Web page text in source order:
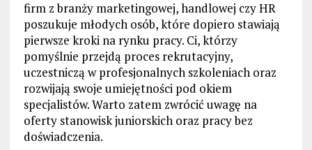
firm z branży marketingowej, handlowej czy HR
poszukuje młodych osób, które dopiero stawiają
pierwsze kroki na rynku pracy. Ci, którzy
pomyślnie przejdą proces rekrutacyjny,
uczestniczą w profesjonalnych szkoleniach oraz
rozwijają swoje umiejętności pod okiem
specjalistów. Warto zatem zwrócić uwagę na
oferty stanowisk juniorskich oraz pracy bez
doświadczenia.